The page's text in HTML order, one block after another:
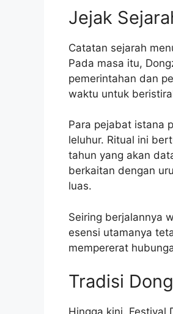
Jejak
Catatan sejarah
Pada masa itu,
pemerintahan dan
waktu untuk
Para pejabat istana
leluhur. Ritual ini
tahun yang akan
berkaitan dengan
luas.
Seiring berjalannya
esensi utamanya
mempererat
Tradisi